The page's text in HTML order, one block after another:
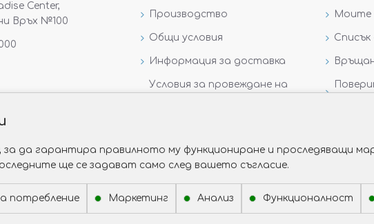
Center,
Връх №100
Производство
Общи условия
Информация за доставка
Условия за провеждане на
Моите
Списък
за да гарантира правилното му функциониране и проследяващи
ще се задават само след вашето съгласие.
потребление Маркетинг Анализ Функционалност